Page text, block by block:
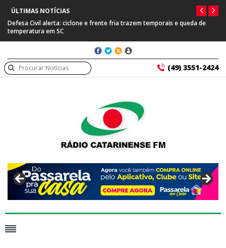
ÚLTIMAS NOTÍCIAS
trazem temporais e queda de
Prefeitura de Capinzal se manifesta
(49) 3551-2424